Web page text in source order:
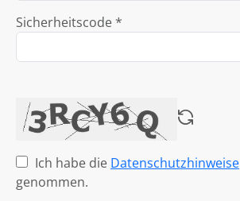
Sicherheitscode *
Ich habe die Datenschutzhinweise
genommen.